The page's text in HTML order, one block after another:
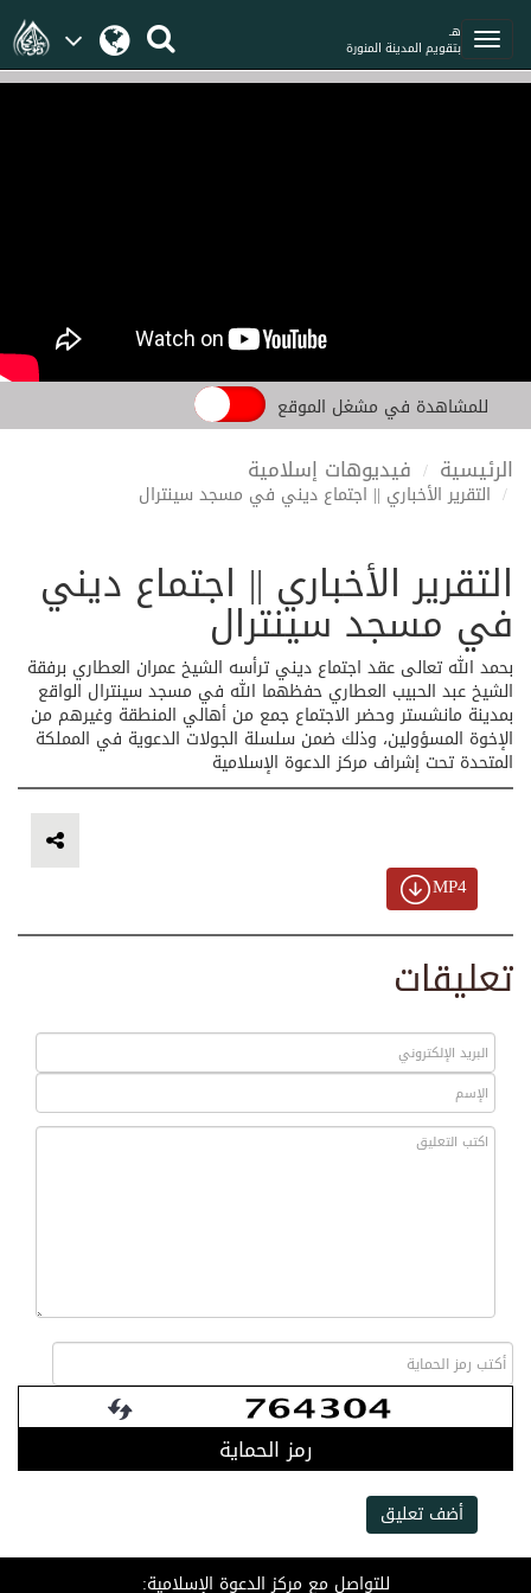
هـ
بتقويم المدينة المنورة
للمشاهدة في مشغل الموقع
الرئيسية فيديوهات إسلامية
التقرير الأخباري || اجتماع ديني في مسجد سينترال
التقرير الأخباري || اجتماع ديني
في مسجد سينترال
بحمد الله تعالى عقد اجتماع ديني ترأسه الشيخ عمران العطاري برفقة
الشيخ عبد الحبيب العطاري حفظهما الله في مسجد سينترال الواقع
بمدينة مانشستر وحضر الاجتماع جمع من أهالي المنطقة وغيرهم من
الإخوة المسؤولين، وذلك ضمن سلسلة الجولات الدعوية في المملكة
المتحدة تحت إشراف مركز الدعوة الإسلامية
MP4
تعليقات
رمز الحماية
أضف تعليق
للتواصل مع مركز الدعوة الإسلامية: